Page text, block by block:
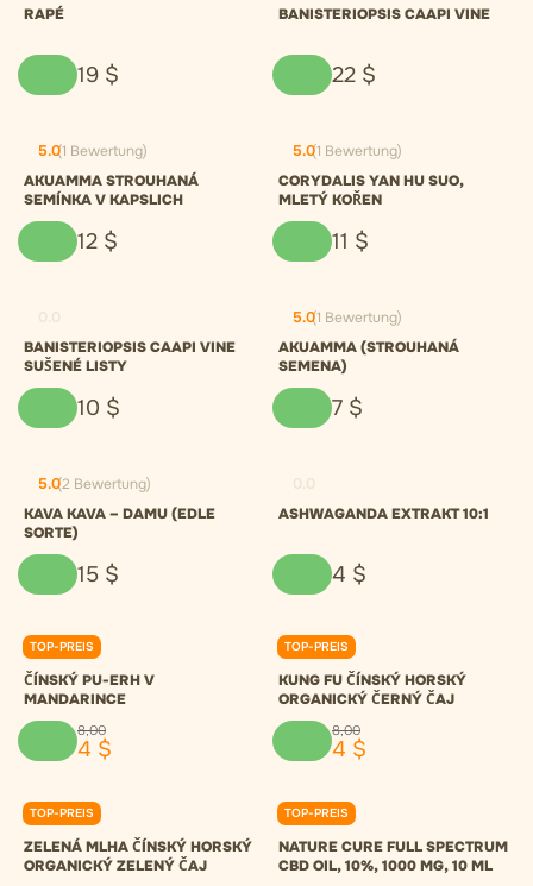
RAPÉ
19 $
BANISTERIOPSIS CAAPI VINE
22 $
5.0(1 Bewertung)
AKUAMMA STROUHANÁ
SEMÍNKA V KAPSLICH
12 $
5.0(1 Bewertung)
CORYDALIS YAN HU SUO,
MLETÝ KOŘEN
11 $
BANISTERIOPSIS CAAPI VINE
SUŠENÉ LISTY
10 $
5.0(1 Bewertung)
AKUAMMA (STROUHANÁ
SEMENA)
7 $
5.0(2 Bewertung)
KAVA KAVA – DAMU (EDLE
SORTE)
15 $
ASHWAGANDA EXTRAKT 10:1
4 $
TOP-PREIS
0.0
ČÍNSKÝ PU-ERH V
MANDARINCE
8,00
4 $
TOP-PREIS
0.0
KUNG FU ČÍNSKÝ HORSKÝ
ORGANICKÝ ČERNÝ ČAJ
8,00
4 $
TOP-PREIS
0.0
ZELENÁ MLHA ČÍNSKÝ HORSKÝ
ORGANICKÝ ZELENÝ ČAJ
TOP-PREIS
0.0
NATURE CURE FULL SPECTRUM
CBD OIL, 10%, 1000 MG, 10 ML